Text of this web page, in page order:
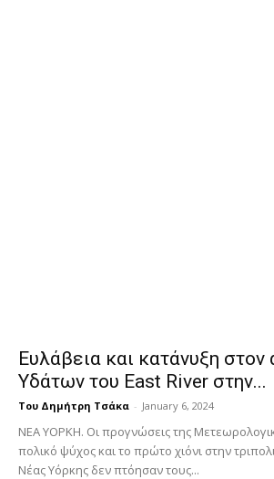
Ευλάβεια και κατάνυξη στον
Υδάτων του East River στην...
Του Δημήτρη Τσάκα - January 6, 2024
ΝΕΑ ΥΟΡΚΗ. Οι προγνώσεις της
πολικό ψύχος και το πρώτο χιόνι στην
Νέας Υόρκης δεν πτόησαν τους...